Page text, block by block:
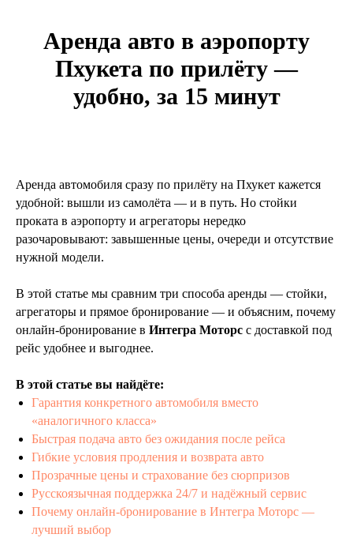
Аренда авто в аэропорту
Пхукета по прилёту —
удобно, за 15 минут
Аренда автомобиля сразу по прилёту на Пхукет кажется
удобной: вышли из самолёта — и в путь. Но стойки
проката в аэропорту и агрегаторы нередко
разочаровывают: завышенные цены, очереди и отсутствие
нужной модели.
В этой статье мы сравним три способа аренды — стойки,
агрегаторы и прямое бронирование — и объясним, почему
онлайн-бронирование в Интегра Моторс с доставкой под
рейс удобнее и выгоднее.
В этой статье вы найдёте:
Гарантия конкретного автомобиля вместо
«аналогичного класса»
Быстрая подача авто без ожидания после рейса
Гибкие условия продления и возврата авто
Прозрачные цены и страхование без сюрпризов
Русскоязычная поддержка 24/7 и надёжный сервис
Почему онлайн-бронирование в Интегра Моторс —
лучший выбор